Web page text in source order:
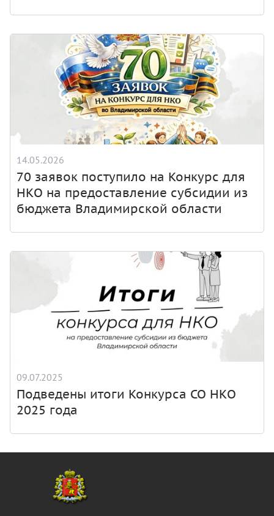
14.05.2026
70 заявок поступило на Конкурс для
НКО на предоставление субсидии из
бюджета Владимирской области
09.07.2025
Подведены итоги Конкурса СО НКО
2025 года